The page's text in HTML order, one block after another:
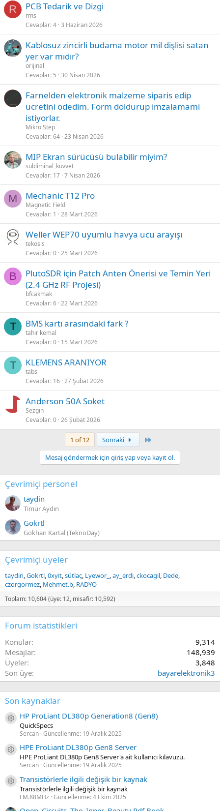
R PCB Tedarik ve Dizgi
rms
Cevaplar 4 3 Haziran 2026
Kablosuz zincirli budama motor mil dişlisi satan
yer var mıdır?
orijinal
Cevaplar 5 30 Nisan 2026
Farnelden elektronik malzeme siparis edip
ucretini odedim. Form doldurup imzalamami
istiyorlar.
Mikro Step
Cevaplar 64 23 Nisan 2026
MIP Ekran sürücüsü bulabilir miyim?
subliminal_kuvvet
Cevaplar 17 7 Nisan 2026
M Mechanic T12 Pro
Magnetic Field
Cevaplar 1 28 Mart 2026
Weller WEP70 uyumlu havya ucu arayışı
tekosis
Cevaplar 0 25 Mart 2026
B
PlutoSDR için Patch Anten Önerisi ve Temin Yeri
(2.4 GHz RF Projesi)
bfcakmak
Cevaplar 6 22 Mart 2026
T BMS kartı arasındaki fark ?
tahir kemal
Cevaplar 0 15 Mart 2026
T KLEMENS ARANIYOR
tabs
Cevaplar 16 27 Şubat 2026
Anderson 50A Soket
Sezgin
Cevaplar 0 26 Şubat 2026
1 of 12 Sonraki
Mesaj göndermek için giriş yap veya kayıt ol.
Çevrimiçi personel
taydin
Timur Aydın
Gokrtl
Gökhan Kartal (TeknoDay)
Çevrimiçi üyeler
taydin Gokrtl 0xyit sütlaç Lyewor_ ay_erdi ckocagil Dede
czorgormez Mehmet.b RADYO
Toplam: 10,604 (üye: 12, misafir: 10,592)
Forum istatistikleri
Konular
9,314
Mesajlar
148,939
Üyeler
3,848
Son üye
bayarelektronik3
Son kaynaklar
Kaynak ikon/amblem
HP ProLiant DL380p Generation8 (Gen8)
QuickSpecs
Sercan Güncellenme: 19 Aralık 2025
Kaynak ikon/amblem
HPE ProLiant DL380p Gen8 Server
HPE ProLiant DL380p Gen8 Server'a ait kullanıcı kılavuzu.
Sercan Güncellenme: 19 Aralık 2025
Kaynak ikon/amblem
Transistörlerle ilgili değişik bir kaynak
Transistörlerle ilgili değişik bir kaynak
FM.88MHz Güncellenme:4 Ekim 2025